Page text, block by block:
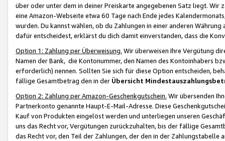
über oder unter dem in deiner Preiskarte angegebenen Satz liegt.
eine Amazon-Webseite etwa 60 Tage nach Ende jedes
wurden. Du kannst wählen, ob du Zahlungen in einer anderen
dafür entscheidest, erklärst du dich damit einverstanden, dass die
Option 1: Zahlung per Überweisung. Wir überweisen Ihre Vergütung
Namen der Bank, die Kontonummer, den Namen des Kontoinhabers
erforderlich) nennen. Sollten Sie sich für diese Option entscheiden,
fällige Gesamtbetrag den in der Übersicht
Option 2: Zahlung per Amazon-Geschenkgutschein. Wir übersenden
Partnerkonto genannte Haupt-E-Mail-Adresse. Diese
Kauf von Produkten eingelöst werden und unterliegen unseren
uns das Recht vor, Vergütungen zurückzuhalten, bis der fällige
das Recht vor, den Teil der Zahlungen, der den in der